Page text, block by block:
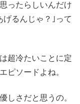
ったらしいんだけ
げるんじゃ？｣って
超冷たいことに定
ピソードよね。
しさだと思うの。